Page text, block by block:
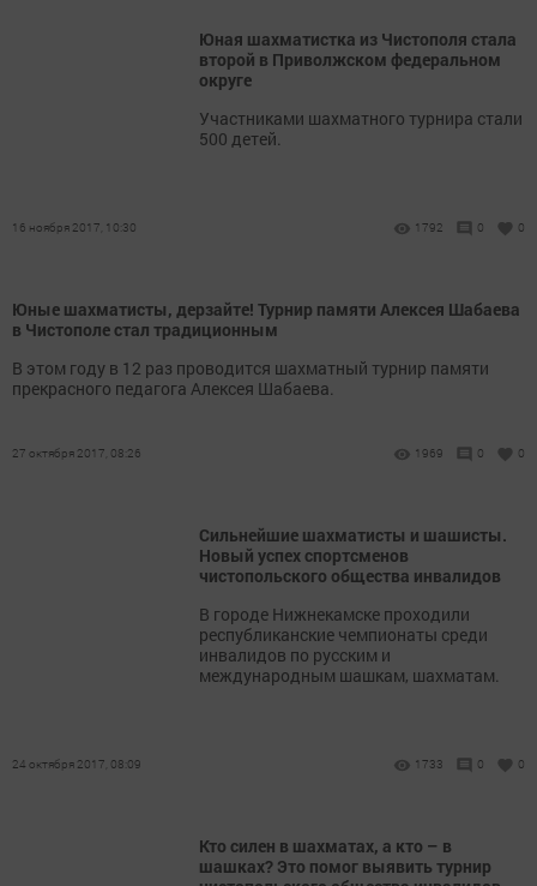
Юная шахматистка из Чистополя стала
второй в Приволжском федеральном
округе
Участниками шахматного турнира стали
500 детей.
16 ноября 2017, 10:30 1792 0 0
Юные шахматисты, дерзайте! Турнир памяти Алексея Шабаева
в Чистополе стал традиционным
В этом году в 12 раз проводится шахматный турнир памяти
прекрасного педагога Алексея Шабаева.
27 октября 2017, 08:26 1969 0 0
Сильнейшие шахматисты и шашисты.
Новый успех спортсменов
чистопольского общества инвалидов
В городе Нижнекамске проходили
республиканские чемпионаты среди
инвалидов по русским и
международным шашкам, шахматам.
24 октября 2017, 08:09 1733 0 0
Кто силен в шахматах, а кто – в
шашках? Это помог выявить турнир